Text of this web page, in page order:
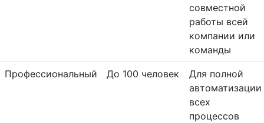
совместной
работы всей
компании или
команды
Профессиональный До 100 человек
Для полной
автоматизации
всех
процессов